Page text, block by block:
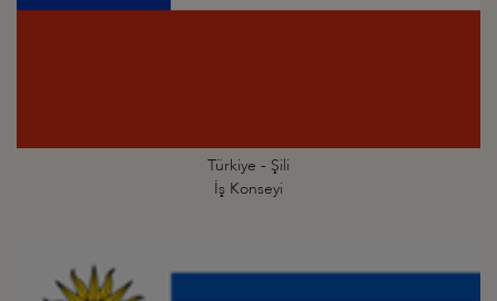
Türkiye - Şili
İş Konseyi